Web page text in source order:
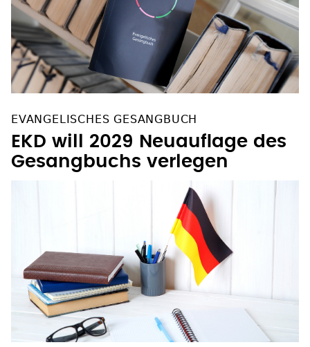
EVANGELISCHES GESANGBUCH
EKD will 2029 Neuauflage des
Gesangbuchs verlegen